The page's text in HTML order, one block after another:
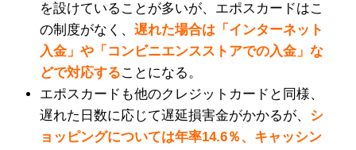
を設けていることが多いが、エポスカードはこ
の制度がなく、 遅れた場合は「インターネット
入金」や「コンビニエンスストアでの入金」な
どで対応することになる。
エポスカードも他のクレジットカードと同様、
遅れた日数に応じて遅延損害金がかかるが、 シ
ョッピングについては年率14.6％、キャッシン